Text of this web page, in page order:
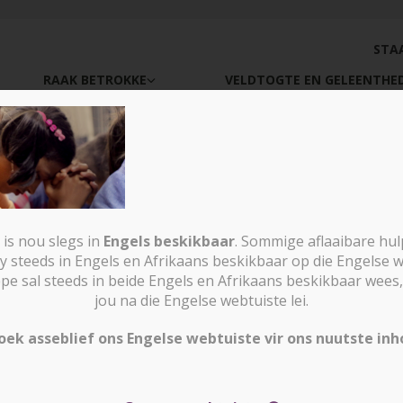
RAAK BETROKKE VELDTOGTE EN
nou slegs in Engels beskikbaar. Sommige aflaaibare
steeds in Engels en Afrikaans beskikbaar op die Engelse
sal steeds in beide Engels en Afrikaans beskikbaar
jou na die Engelse webtuiste lei.
asseblief ons Engelse webtuiste vir ons nuutste